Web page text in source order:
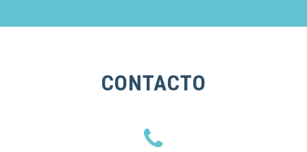
CONTACTO